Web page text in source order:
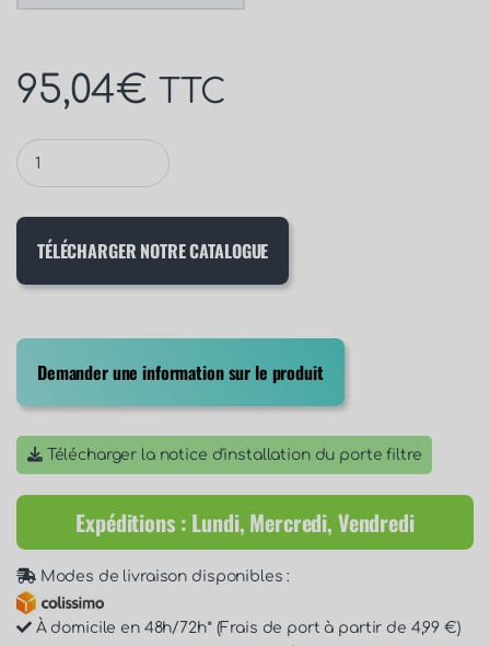
95,04€ TTC
TÉLÉCHARGER NOTRE CATALOGUE
Demander une information sur le produit
Télécharger la notice d'installation du porte filtre
Expéditions : Lundi, Mercredi, Vendredi
Modes de livraison disponibles :
À domicile en 48h/72h* (Frais de port à partir de 4,99 €)